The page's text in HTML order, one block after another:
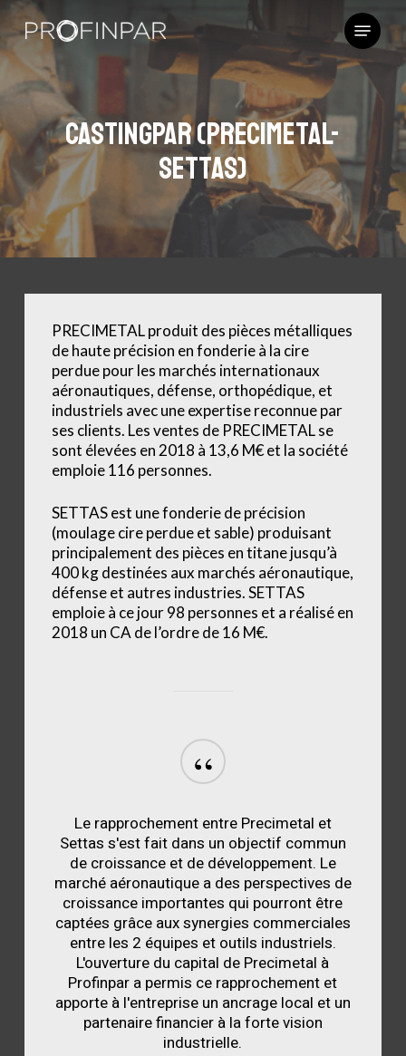
Skip
main
content
Menu
Castingpar (Precimetal-
Settas)
PRECIMETAL produit des pièces métalliques
de haute précision en fonderie à la cire
perdue pour les marchés internationaux
aéronautiques, défense, orthopédique, et
industriels avec une expertise reconnue par
ses clients. Les ventes de PRECIMETAL se
sont élevées en 2018 à 13,6 M€ et la société
emploie 116 personnes.
SETTAS est une fonderie de précision
(moulage cire perdue et sable) produisant
principalement des pièces en titane jusqu’à
400 kg destinées aux marchés aéronautique,
défense et autres industries. SETTAS
emploie à ce jour 98 personnes et a réalisé en
2018 un CA de l’ordre de 16 M€.
“
Le rapprochement entre Precimetal et
Settas s'est fait dans un objectif commun
de croissance et de développement. Le
marché aéronautique a des perspectives de
croissance importantes qui pourront être
captées grâce aux synergies commerciales
entre les 2 équipes et outils industriels.
L'ouverture du capital de Precimetal à
Profinpar a permis ce rapprochement et
apporte à l'entreprise un ancrage local et un
partenaire financier à la forte vision
industrielle.